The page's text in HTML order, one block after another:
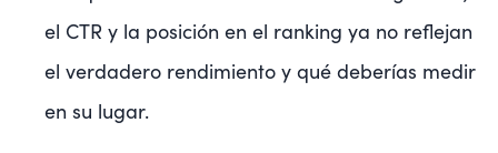
el CTR y la posición en el ranking ya no reflejan
el verdadero rendimiento y qué deberías medir
en su lugar.